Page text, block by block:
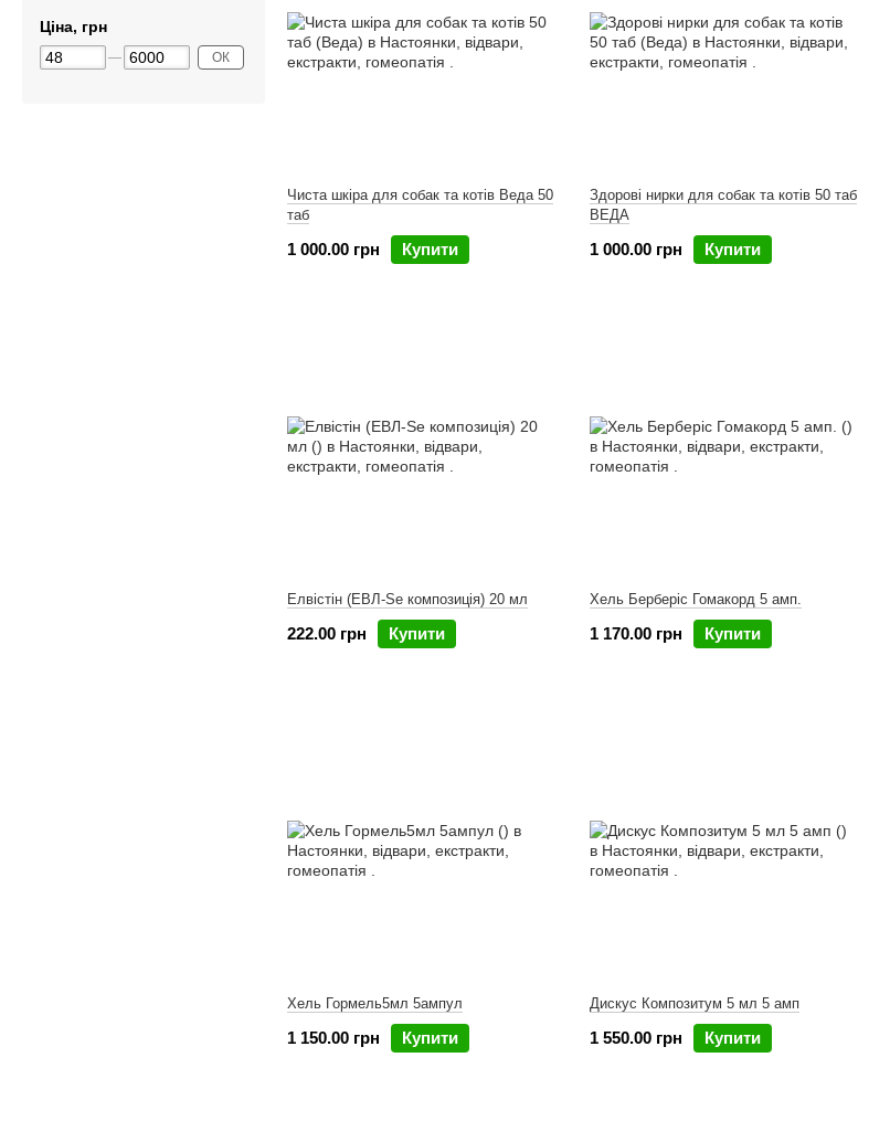
Чиста шкіра для собак та котів Веда 50
таб
1 000.00 грн Купити
Здорові нирки для собак та котів 50 таб
ВЕДА
1 000.00 грн Купити
Елвістін (ЕВЛ-Se композиція) 20 мл
222.00 грн Купити
Хель Берберіс Гомакорд 5 амп.
1 170.00 грн Купити
Хель Гормель5мл 5ампул
1 150.00 грн Купити
Дискус Композитум 5 мл 5 амп
1 550.00 грн Купити
Ціна, грн
ОК